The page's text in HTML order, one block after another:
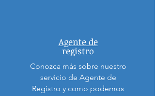
Agente de
registro
Conozca más sobre nuestro
servicio de Agente de
Registro y como podemos